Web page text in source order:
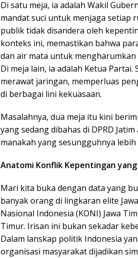
Di satu meja, ia adalah Wakil
mandat suci untuk menjaga setiap
publik tidak disandera oleh
konteks ini, memastikan bahwa
dan air mata untuk
Di meja lain, ia adalah Ketua
merawat jaringan, memperluas
di berbagai lini kekuasaan.
Masalahnya, dua meja itu kini
yang sedang dibahas di DPRD
manakah yang sesungguhnya
Anatomi Konflik Kepentingan
Mari kita buka dengan data yang
banyak orang di lingkaran elite
Nasional Indonesia (KONI) Jawa
Timur. Irisan ini bukan sekadar
Dalam lanskap politik Indonesia
organisasi masyarakat dijadikan